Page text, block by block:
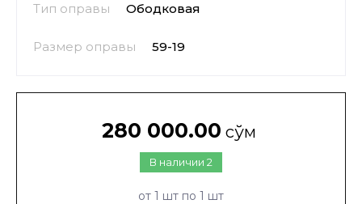
Тип оправы Ободковая
Размер оправы 59-19
В наличии 2
280 000.00 сўм
от 1 шт по 1 шт